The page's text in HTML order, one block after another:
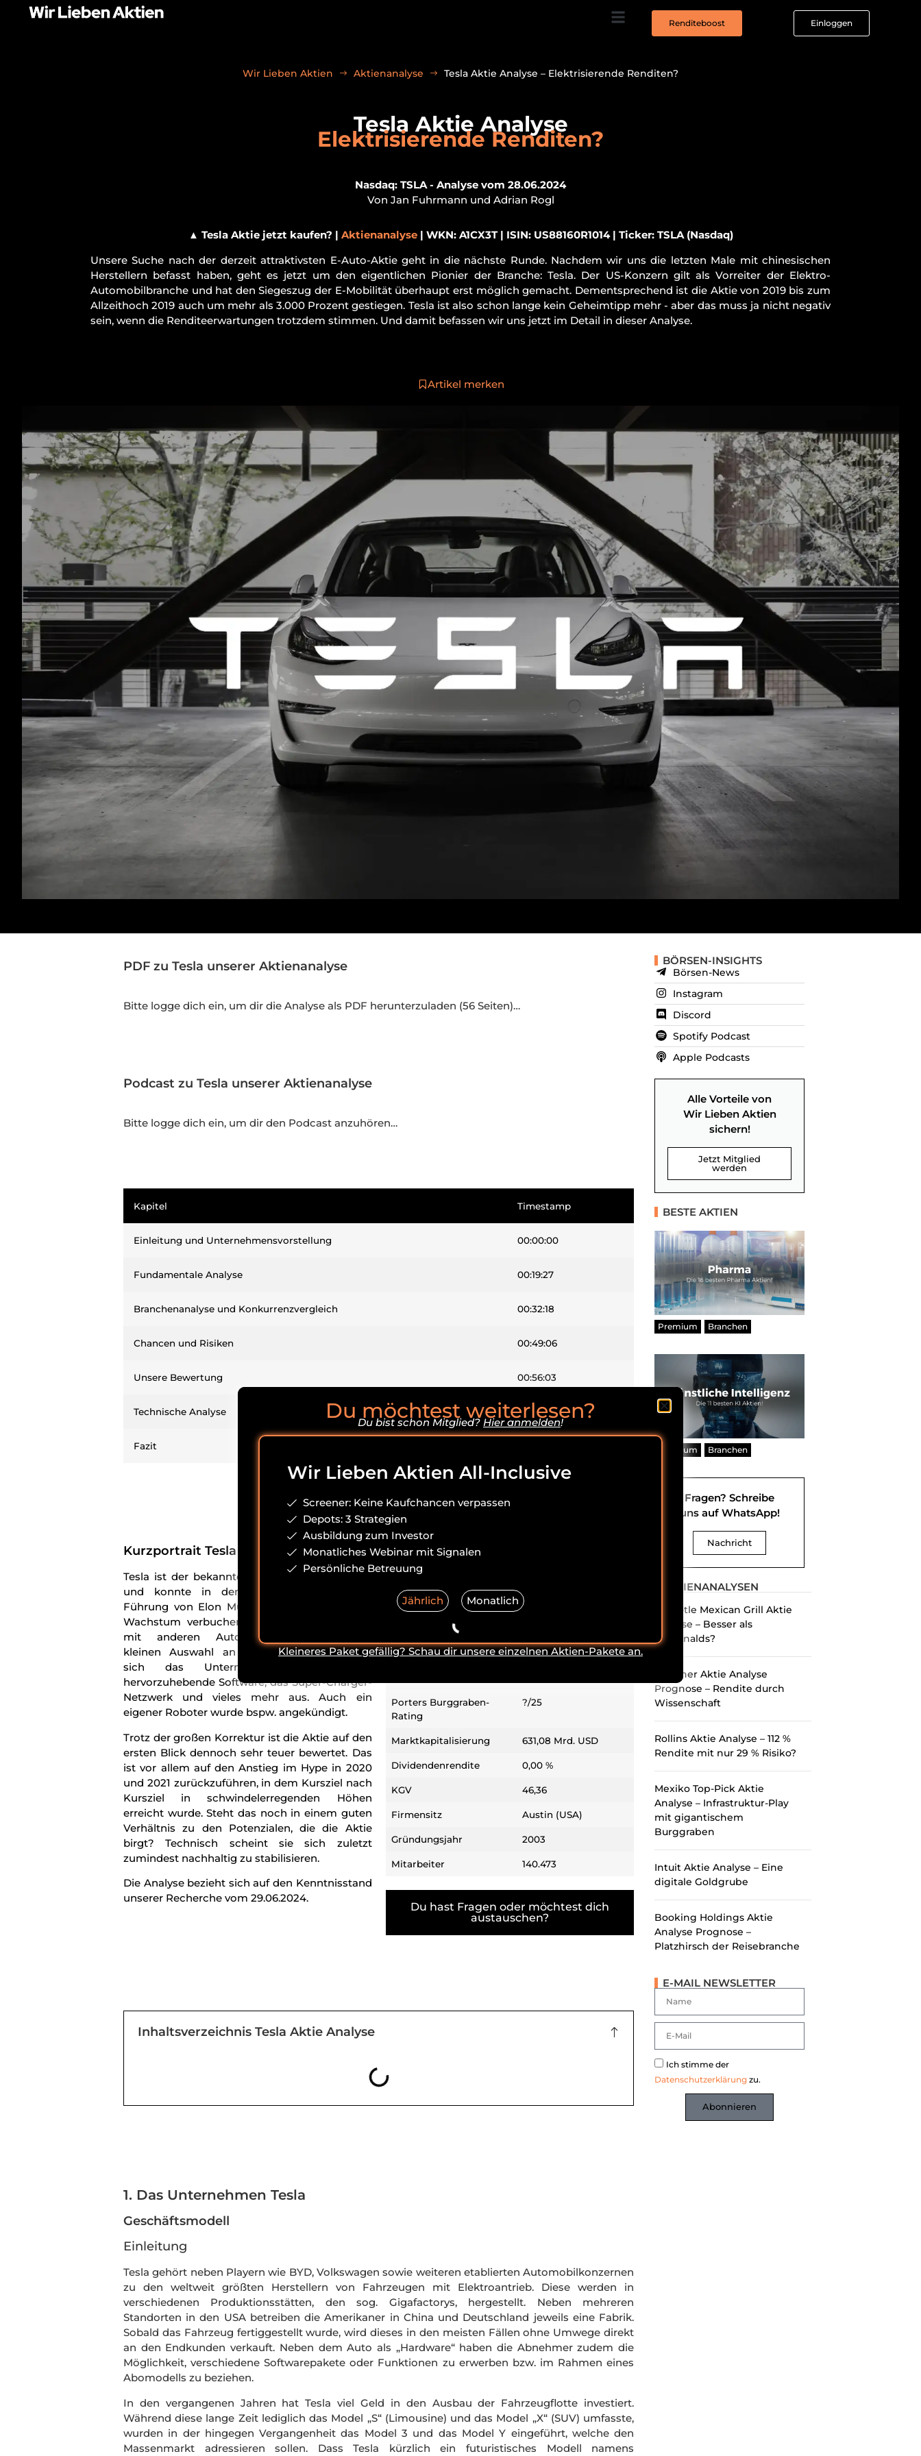
Renditeboost Einloggen
Wir Lieben Aktien Aktienanalyse Tesla Aktie Analyse – Elektrisierende Renditen?
Tesla Aktie Analyse
Elektrisierende Renditen?
Nasdaq: TSLA - Analyse vom 28.06.2024
Von Jan Fuhrmann und Adrian Rogl
▲ Tesla Aktie jetzt kaufen? | Aktienanalyse| WKN: A1CX3T | ISIN: US88160R1014 | Ticker: TSLA (Nasdaq)
Unsere Suche nach der derzeit attraktivsten E-Auto-Aktie geht in die nächste Runde. Nachdem wir uns die letzten Male mit chinesischen
Herstellern befasst haben, geht es jetzt um den eigentlichen Pionier der Branche: Tesla. Der US-Konzern gilt als Vorreiter der Elektro-
Automobilbranche und hat den Siegeszug der E-Mobilität überhaupt erst möglich gemacht. Dementsprechend ist die Aktie von 2019 bis zum
Allzeithoch 2019 auch um mehr als 3.000 Prozent gestiegen. Tesla ist also schon lange kein Geheimtipp mehr - aber das muss ja nicht negativ
sein, wenn die Renditeerwartungen trotzdem stimmen. Und damit befassen wir uns jetzt im Detail in dieser Analyse.
Artikel merken
PDF zu Tesla unserer Aktienanalyse
Bitte logge dich ein, um dir die Analyse als PDF herunterzuladen (56 Seiten)…
Podcast zu Tesla unserer Aktienanalyse
Bitte logge dich ein, um dir den Podcast anzuhören…
Kapitel Timestamp
Einleitung und Unternehmensvorstellung 00:00:00
Fundamentale Analyse 00:19:27
Branchenanalyse und Konkurrenzvergleich 00:32:18
Chancen und Risiken 00:49:06
Unsere Bewertung 00:56:03
Technische Analyse 1:04:40
Fazit
Kurzportrait Tesla Aktie
Tesla ist der bekannteste Elektroauto-Konzern
und konnte in den letzten Jahren unter
Führung von Elon Musk ein beeindruckendes
Wachstum verbuchen. Neben der, verglichen
mit anderen Automobilherstellern, recht
kleinen Auswahl an Automodellen zeichnet
sich das Unternehmen durch eine
hervorzuhebende Software, das Super-Charger-
Netzwerk und vieles mehr aus. Auch ein
eigener Roboter wurde bspw. angekündigt.
Trotz der großen Korrektur ist die Aktie auf den
ersten Blick dennoch sehr teuer bewertet. Das
ist vor allem auf den Anstieg im Hype in 2020
und 2021 zurückzuführen, in dem Kursziel nach
Kursziel in schwindelerregenden Höhen
erreicht wurde. Steht das noch in einem guten
Verhältnis zu den Potenzialen, die die Aktie
birgt? Technisch scheint sie sich zuletzt
zumindest nachhaltig zu stabilisieren.
Die Analyse bezieht sich auf den Kenntnisstand
unserer Recherche vom 29.06.2024.
WKN/ISIN
Branche
Peter Lynch Einordnung
Rating
Porters Burggraben-
Rating
?/25
Marktkapitalisierung 631,08 Mrd. USD
Dividendenrendite 0,00 %
KGV 46,36
Firmensitz Austin (USA)
Gründungsjahr 2003
Mitarbeiter 140.473
Du hast Fragen oder möchtest dich
austauschen?
Inhaltsverzeichnis Tesla Aktie Analyse
1. Das Unternehmen Tesla
Geschäftsmodell
Einleitung
Tesla gehört neben Playern wie BYD, Volkswagen sowie weiteren etablierten Automobilkonzernen
zu den weltweit größten Herstellern von Fahrzeugen mit Elektroantrieb. Diese werden in
verschiedenen Produktionsstätten, den sog. Gigafactorys, hergestellt. Neben mehreren
Standorten in den USA betreiben die Amerikaner in China und Deutschland jeweils eine Fabrik.
Sobald das Fahrzeug fertiggestellt wurde, wird dieses in den meisten Fällen ohne Umwege direkt
an den Endkunden verkauft. Neben dem Auto als „Hardware“ haben die Abnehmer zudem die
Möglichkeit, verschiedene Softwarepakete oder Funktionen zu erwerben bzw. im Rahmen eines
Abomodells zu beziehen.
In den vergangenen Jahren hat Tesla viel Geld in den Ausbau der Fahrzeugflotte investiert.
Während diese lange Zeit lediglich das Model „S“ (Limousine) und das Model „X“ (SUV) umfasste,
wurden in der hingegen Vergangenheit das Model 3 und das Model Y eingeführt, welche den
Massenmarkt adressieren sollen. Dass Tesla kürzlich ein futuristisches Modell namens
BÖRSEN-INSIGHTS
Börsen-News
Instagram
Discord
Spotify Podcast
Apple Podcasts
Alle Vorteile von
Wir Lieben Aktien
sichern!
Jetzt Mitglied
werden
BESTE AKTIEN
Premium Branchen
Premium Branchen
Fragen? Schreibe
uns auf WhatsApp!
Nachricht
AKTIENANALYSEN
Chipotle Mexican Grill Aktie
Analyse – Besser als
McDonalds?
Danaher Aktie Analyse
Prognose – Rendite durch
Wissenschaft
Rollins Aktie Analyse – 112 %
Rendite mit nur 29 % Risiko?
Mexiko Top-Pick Aktie
Analyse – Infrastruktur-Play
mit gigantischem
Burggraben
Intuit Aktie Analyse – Eine
digitale Goldgrube
Booking Holdings Aktie
Analyse Prognose –
Platzhirsch der Reisebranche
E-MAIL NEWSLETTER
Ich stimme der
Datenschutzerklärung zu.
Abonnieren
Du möchtest weiterlesen?
Du bist schon Mitglied? Hier anmelden!
Wir Lieben Aktien All-Inclusive
Screener: Keine Kaufchancen verpassen
Depots: 3 Strategien
Ausbildung zum Investor
Monatliches Webinar mit Signalen
Persönliche Betreuung
Jährlich Monatlich
Kleineres Paket gefällig? Schau dir unsere einzelnen Aktien-Pakete an.